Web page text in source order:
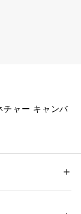
チャー キャンバ
ァインド ペブル